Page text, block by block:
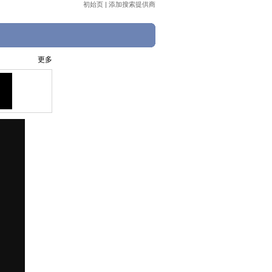
初始页 | 添加搜索提供商
更多